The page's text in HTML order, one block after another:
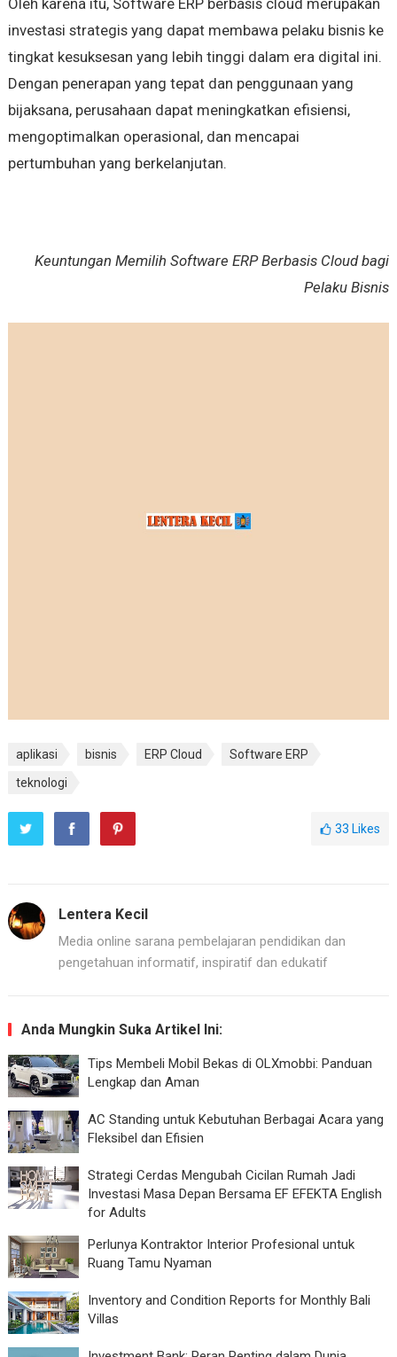
Oleh karena itu, Software ERP berbasis cloud merupakan
investasi strategis yang dapat membawa pelaku bisnis ke
tingkat kesuksesan yang lebih tinggi dalam era digital ini.
Dengan penerapan yang tepat dan penggunaan yang
bijaksana, perusahaan dapat meningkatkan efisiensi,
mengoptimalkan operasional, dan mencapai
pertumbuhan yang berkelanjutan.
Keuntungan Memilih Software ERP Berbasis Cloud bagi
Pelaku Bisnis
aplikasi bisnis ERP Cloud
Software ERP
teknologi
33 Likes
Lentera Kecil
Media online sarana pembelajaran pendidikan dan
pengetahuan informatif, inspiratif dan edukatif
Anda Mungkin Suka Artikel Ini:
Tips Membeli Mobil Bekas di OLXmobbi: Panduan
Lengkap dan Aman
AC Standing untuk Kebutuhan Berbagai Acara yang
Fleksibel dan Efisien
Strategi Cerdas Mengubah Cicilan Rumah Jadi
Investasi Masa Depan Bersama EF EFEKTA English
for Adults
Perlunya Kontraktor Interior Profesional untuk
Ruang Tamu Nyaman
Inventory and Condition Reports for Monthly Bali
Villas